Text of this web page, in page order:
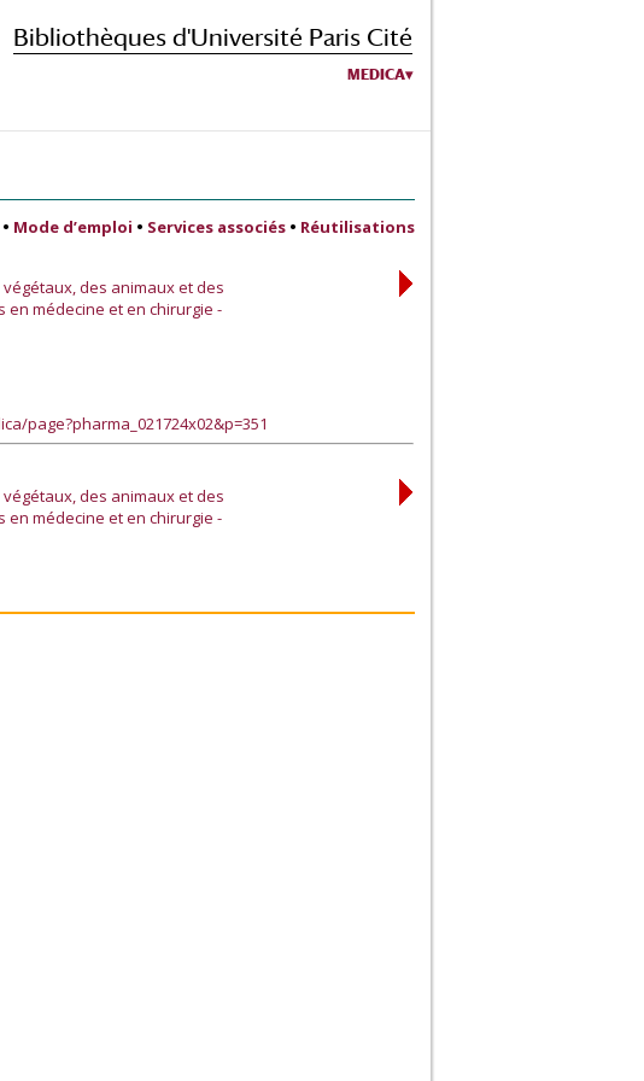
Bibliothèques d'Université Paris Cité
MEDICA
• Mode d’emploi • Services associés • Réutilisations
des animaux et des
médecine et en chirurgie -
page?pharma_021724x02&p=351
des animaux et des
médecine et en chirurgie -